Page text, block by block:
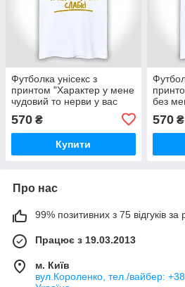
Футболка унісекс з
принтом "Характер у мене
чудовий то нерви у вас
570 ₴
Купити
без
570₴
Про нас
99% позитивних з 75 відгуків за
Працює з 19.03.2013
м. Київ
вул.Короленко, тел./вайбер: